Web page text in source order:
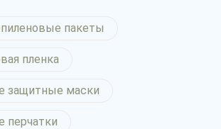
пакеты
пленка
защитные маски
перчатки